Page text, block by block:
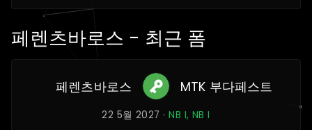
페렌츠바로스 - 최근 폼
페렌츠바로스 MTK 부다페스트
22 5월 2027 ·NB I, NB I